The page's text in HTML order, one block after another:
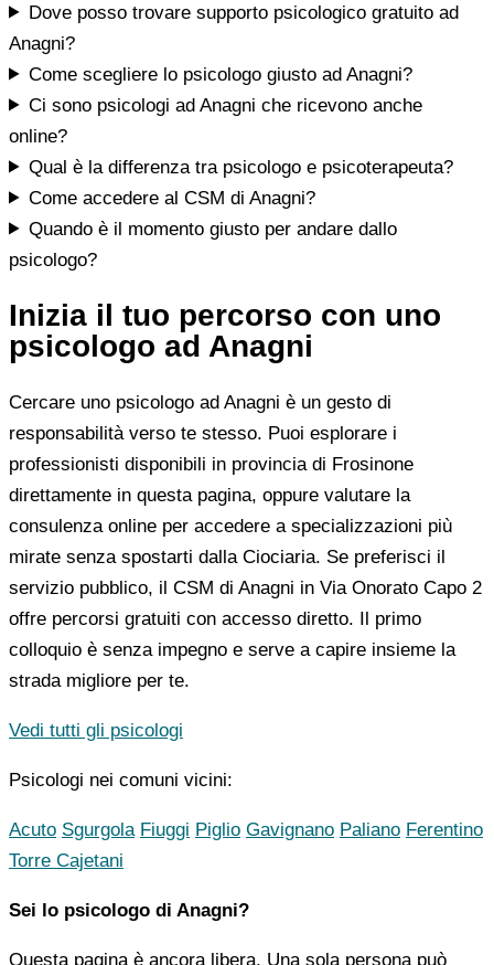
Dove posso trovare supporto psicologico gratuito ad
Anagni?
Come scegliere lo psicologo giusto ad Anagni?
Ci sono psicologi ad Anagni che ricevono anche
online?
Qual è la differenza tra psicologo e psicoterapeuta?
Come accedere al CSM di Anagni?
Quando è il momento giusto per andare dallo
psicologo?
Inizia il tuo percorso con uno
psicologo ad Anagni
Cercare uno psicologo ad Anagni è un gesto di
responsabilità verso te stesso. Puoi esplorare i
professionisti disponibili in provincia di Frosinone
direttamente in questa pagina, oppure valutare la
consulenza online per accedere a specializzazioni più
mirate senza spostarti dalla Ciociaria. Se preferisci il
servizio pubblico, il CSM di Anagni in Via Onorato Capo 2
offre percorsi gratuiti con accesso diretto. Il primo
colloquio è senza impegno e serve a capire insieme la
strada migliore per te.
Vedi tutti gli psicologi
Psicologi nei comuni vicini:
Acuto Sgurgola Fiuggi Piglio Gavignano Paliano Ferentino
Torre Cajetani
Sei lo psicologo di Anagni?
Questa pagina è ancora libera. Una sola persona può